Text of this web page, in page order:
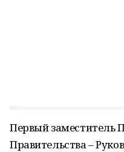
Первый заместитель
Правительства –